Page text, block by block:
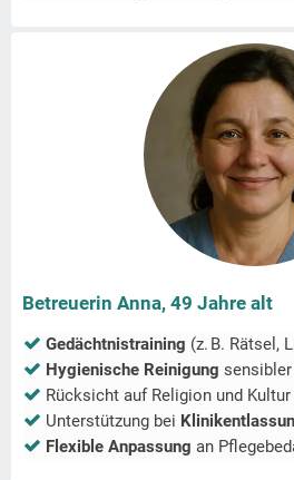
Betreuerin Anna, 49 Jahre alt
Gedächtnistraining (z. B. Rätsel,
Hygienische Reinigung
Rücksicht auf Religion und Kultur
Unterstützung bei
Flexible Anpassung an